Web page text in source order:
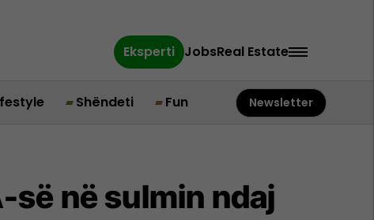
Eksperti JobsReal Estate
Shëndeti Fun Newsletter
së në sulmin ndaj